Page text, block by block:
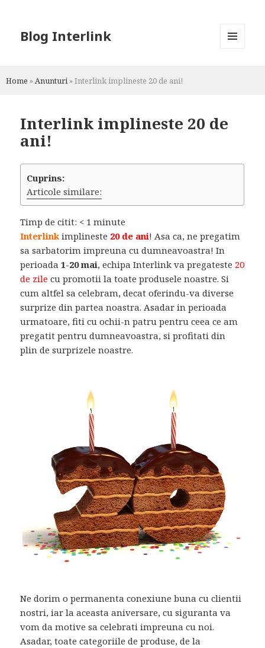
Blog Interlink
Home »Anunturi»Interlink implineste 20 de ani!
Interlink implineste 20 de
ani!
Cuprins:
Articole similare:
Timp de citit: < 1 minute
Interlinkimplineste 20 de ani! Asa ca, ne pregatim
sa sarbatorim impreuna cu dumneavoastra! In
perioada1-20 mai, echipa Interlink va pregateste 20
de zile cu promotii la toate produsele noastre. Si
cum altfel sa celebram, decat oferindu-va diverse
surprize din partea noastra. Asadar in perioada
urmatoare, fiti cu ochii-n patru pentru ceea ce am
pregatit pentru dumneavoastra, si profitati din
plin de surprizele noastre.
Ne dorim o permanenta conexiune buna cu clientii
nostri, iar la aceasta aniversare, cu siguranta va
vom da motive sa celebrati impreuna cu noi.
Asadar, toate categoriile de produse, de la